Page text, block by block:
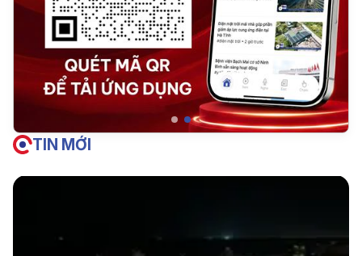
TIN MỚI